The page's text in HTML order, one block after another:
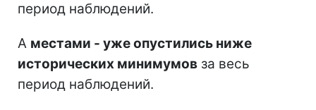
период наблюдений.
А местами - уже опустились ниже
исторических минимумов за весь
период наблюдений.